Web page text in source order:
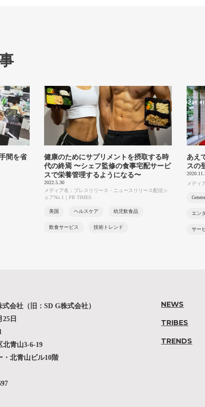
間を省
健康のためにサプリメントを摂取する時
代の終焉 〜シェフ監修の食事宅配サービ
スで栄養管理するようになる〜
2022.5.30
メディア名：プレスリリース・ニュースリリース配信シ
ェアNo.1｜PR TIMES
美国 ヘルスケア 幼児飲食品
飲食サービス 技術トレンド
あえ
スの
メディ
エン
サー
式会社（旧：SD G株式会社）
25日
北青山3-6-19
・北青山ビル10階
NEWS
TRIBES
TRENDS